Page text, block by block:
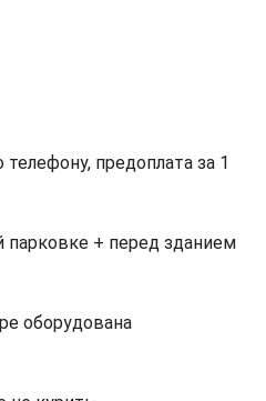
телефону, предоплата за 1
парковке + перед зданием
оборудована